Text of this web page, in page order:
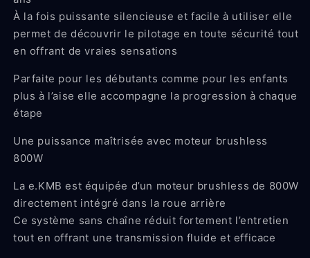
À la fois puissante silencieuse et facile à utiliser elle
permet de découvrir le pilotage en toute sécurité tout
en offrant de vraies sensations
Parfaite pour les débutants comme pour les enfants
plus à l’aise elle accompagne la progression à chaque
étape
Une puissance maîtrisée avec moteur brushless
800W
La e.KMB est équipée d’un moteur brushless de 800W
directement intégré dans la roue arrière
Ce système sans chaîne réduit fortement l’entretien
tout en offrant une transmission fluide et efficace